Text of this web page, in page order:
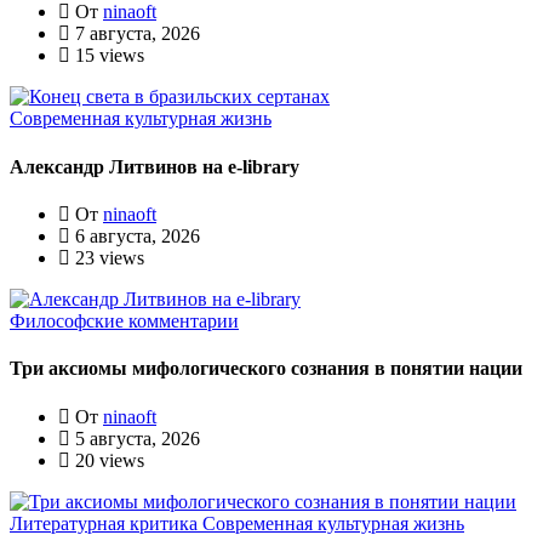
От ninaoft
7 августа, 2026
15 views
Современная культурная жизнь
Александр Литвинов на e-library
От ninaoft
6 августа, 2026
23 views
Философские комментарии
Три аксиомы мифологического сознания в понятии нации
От ninaoft
5 августа, 2026
20 views
Литературная критика Современная культурная жизнь